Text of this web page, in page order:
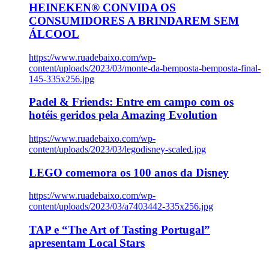
HEINEKEN® CONVIDA OS
CONSUMIDORES A BRINDAREM SEM
ÁLCOOL
https://www.ruadebaixo.com/wp-
content/uploads/2023/03/monte-da-bemposta-bemposta-final-
145-335x256.jpg
Padel & Friends: Entre em campo com os
hotéis geridos pela Amazing Evolution
https://www.ruadebaixo.com/wp-
content/uploads/2023/03/legodisney-scaled.jpg
LEGO comemora os 100 anos da Disney
https://www.ruadebaixo.com/wp-
content/uploads/2023/03/a7403442-335x256.jpg
TAP e “The Art of Tasting Portugal”
apresentam Local Stars